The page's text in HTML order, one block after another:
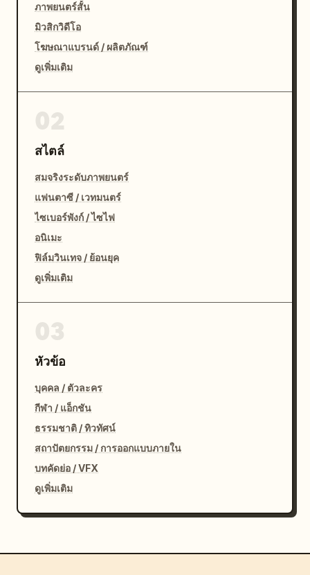
ภาพยนตร์สั้น
มิวสิกวิดีโอ
โฆษณาแบรนด์ / ผลิตภัณฑ์
ดูเพิ่มเติม
สไตล์
สมจริงระดับภาพยนตร์
แฟนตาซี / เวทมนตร์
ไซเบอร์พังก์ / ไซไฟ
อนิเมะ
ฟิล์มวินเทจ / ย้อนยุค
ดูเพิ่มเติม
หัวข้อ
บุคคล / ตัวละคร
กีฬา / แอ็กชัน
ธรรมชาติ / ทิวทัศน์
สถาปัตยกรรม / การออกแบบภายใน
บทคัดย่อ / VFX
ดูเพิ่มเติม